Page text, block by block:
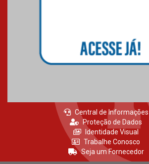
Central de Informações
Proteção de Dados
Identidade Visual
Trabalhe Conosco
Seja um Fornecedor